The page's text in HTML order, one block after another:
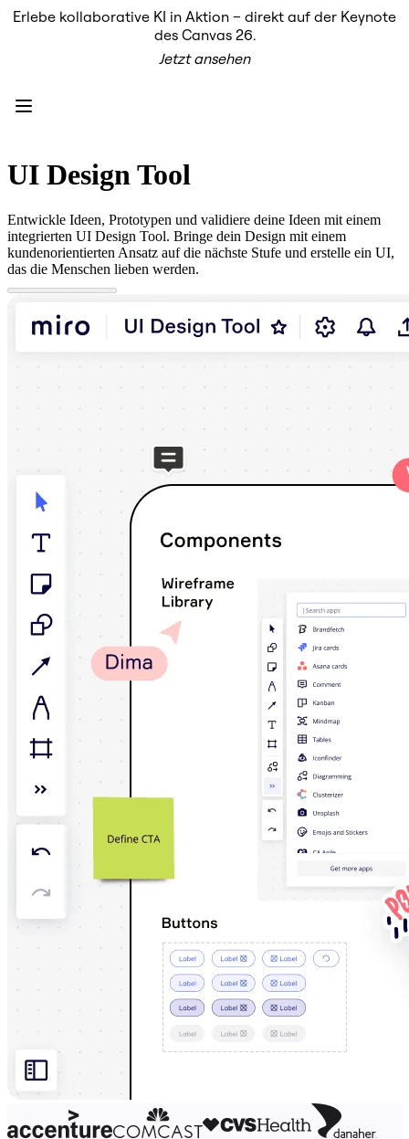
Unsere Empfehlungen
Intelligenter Canvas
Connectors
MCP-Server
Blueprints
Integrationen
Sicherheit
Enterprise Guard
Apps herunterladen
Formate
Kanban
Zeitachsen
Dokumente
Präsentation
Einsatzbereiche
Unsere Empfehlungen
KI-Playbooks entdecken
Im Miroverse umschauen
Allgemein
Diagramme
Workshops
Brainstorming
Mindmaps
Concept Maps
Flussdiagramme
Spezialisiert
Erstellen von Roadmaps
Technisches Design & Dokumentation
Abbildung der Customer Journey
Auswertung von Research
Miro Design Workshops
Miro Planning & Delivery
Organisationsdesign
Lösungen
Nach Geschäftssegment
Große Unternehmen
Startups
Nach Branche
Digitales
Professionelle Dienstleistungen
Fertigung
Einzelhandel
Finanzdienstleistungen
Pharmaindustrie & Life Science
Nach Team
Softwareentwicklung
Produktleitung & Product Ops
Operativer Bereich
Erlebe kollaborative KI in Aktion – direkt auf der Keynote
des Canvas 26.
Jetzt ansehen
UI Design Tool
Entwickle Ideen, Prototypen und validiere deine Ideen mit einem
integrierten UI Design Tool. Bringe dein Design mit einem
kundenorientierten Ansatz auf die nächste Stufe und erstelle ein UI,
das die Menschen lieben werden.